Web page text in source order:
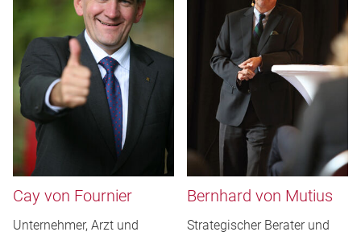
Cay von Fournier
Unternehmer, Arzt und
Bernhard von Mutius
Strategischer Berater und